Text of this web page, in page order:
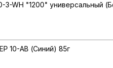
3-WH "1200" универсальный
10-AB (Синий) 85г